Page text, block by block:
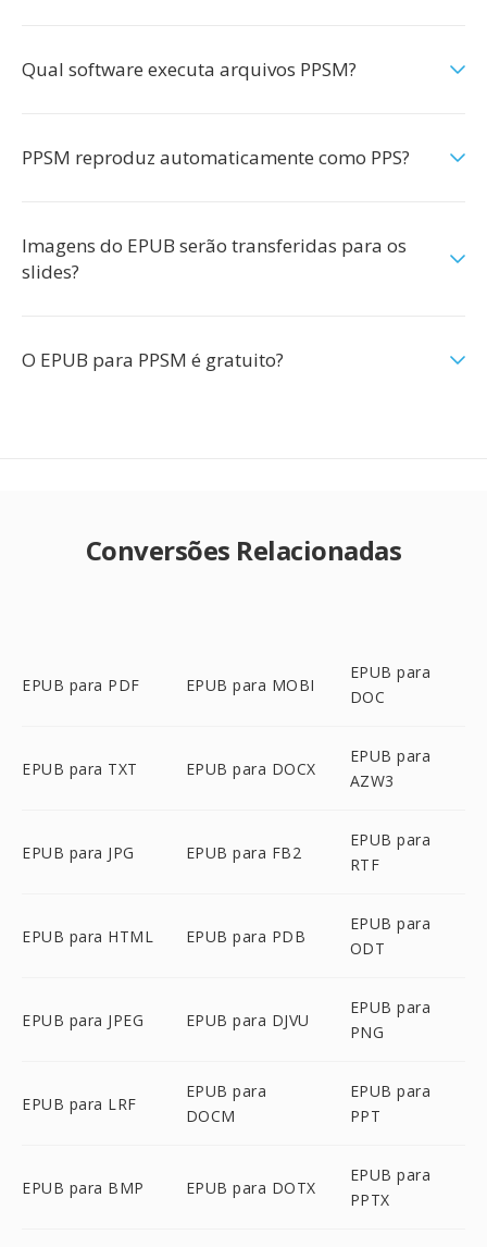
Qual software executa arquivos PPSM?
PPSM reproduz automaticamente como PPS?
Imagens do EPUB serão transferidas para os
slides?
O EPUB para PPSM é gratuito?
Conversões Relacionadas
EPUB para PDF EPUB para MOBI
EPUB para
DOC
EPUB para TXT EPUB para DOCX
EPUB para
AZW3
EPUB para JPG EPUB para FB2
EPUB para
RTF
EPUB para HTML EPUB para PDB
EPUB para
ODT
EPUB para JPEG EPUB para DJVU
EPUB para
PNG
EPUB para LRF
EPUB para
DOCM
EPUB para
PPT
EPUB para BMP EPUB para DOTX
EPUB para
PPTX